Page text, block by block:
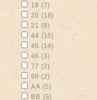
Apply 18 filter
18 (7) Apply 18 filter
Apply 20 filter
20 (18) Apply 20 filter
Apply 21 filter
21 (8) Apply 21 filter
Apply 44 filter
44 (15)
Apply 45 filter
45 (14) Apply 45 filter
Apply 46 filter
46 (3)
Apply 77 filter
77 (2) Apply 77 filter
Apply 98 filter
98 (2) Apply 98 filter
Apply AA filter
AA (5)
Apply BB filter
BB (5) Apply BB filter